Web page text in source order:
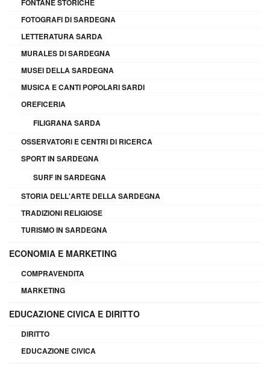
FONTANE STORICHE
FOTOGRAFI DI SARDEGNA
LETTERATURA SARDA
MURALES DI SARDEGNA
MUSEI DELLA SARDEGNA
MUSICA E CANTI POPOLARI SARDI
OREFICERIA
FILIGRANA SARDA
OSSERVATORI E CENTRI DI RICERCA
SPORT IN SARDEGNA
SURF IN SARDEGNA
STORIA DELL'ARTE DELLA SARDEGNA
TRADIZIONI RELIGIOSE
TURISMO IN SARDEGNA
ECONOMIA E MARKETING
COMPRAVENDITA
MARKETING
EDUCAZIONE CIVICA E DIRITTO
DIRITTO
EDUCAZIONE CIVICA